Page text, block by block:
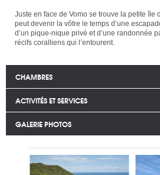
Juste en face de Vomo se trouve la petite île
peut devenir la vôtre le temps d’une
d’un pique-nique privé et d’une randonnée
récifs coralliens qui l’entourent.
CHAMBRES
ACTIVITÉS ET SERVICES
GALERIE PHOTOS